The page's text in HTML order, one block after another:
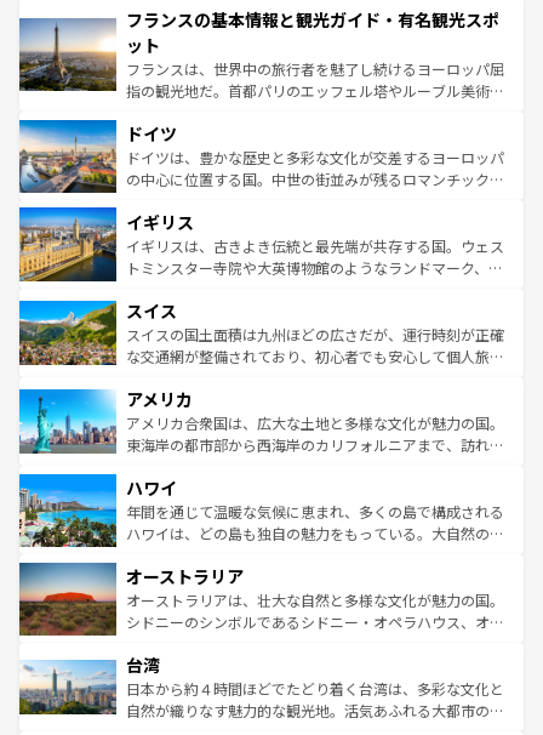
ませてくれるイタリアで、忘れられない旅をしてみよう！
なお、新着のイタリア情報は
しい。
文化が根付くこの国では、情熱的なフラメンコ、熱気あふ
れる闘牛、そして美味しいタパスが生活の一部となってい
る。首都マドリードの洗練された雰囲気や、バルセロナの
アートに溢れた街角から、地方では古代ローマ遺跡や中世
せる。地方によって風土や気候が異なるスペインはその個
性で訪れる人を魅了する。 なお、新着のスペイン情報は コ
ンテンツ一覧を参照してほしい。
フランスの基本情報と観光ガイド・有名観光スポ
ット
フランスは、世界中の旅行者を魅了し続けるヨーロッパ屈
指の観光地だ。首都パリのエッフェル塔やルーブル美術館
で、幅広い魅力が詰まっている。華麗な宮殿、歴史的な大
聖堂、美しいビーチ、そして豊かな自然が、訪れる者を心
から魅了する。また、フランスは美食の国としても知ら
いる。シャンパンの発祥地であるランス、プロヴァンスの
香り高いラベンダー畑など、多彩な楽しみ方が可能だ。さ
らに、パリ以外の地域にも魅力が溢れており、どの街角に
れる地方に足を運ぶとそれぞれで全く異なる文化を体験で
きるだろう。 なお、新着のフランス情報はコンテンツ一覧
を参照してほしい。
ドイツ
ドイツは、豊かな歴史と多彩な文化が交差するヨーロッパ
の中心に位置する国。中世の街並みが残るロマンチック街
顔を持つこの国は、どこを歩いても飽きることがない。ベ
ルリンの文化的活気、バイエルン州のアルプスの絶景、そ
してライン川沿いのワイン畑といった風景は必見。ビール
は、お酒好きな人にはぜひ体験してほしい。 なお、新着の
ドイツ情報はコンテンツ一覧を参照してほしい。
イギリス
イギリスは、古きよき伝統と最先端が共存する国。ウェス
トミンスター寺院や大英博物館のようなランドマーク、歴
リアごとに異なる魅力がある。また、優雅なアフタヌーン
ティー、ビール好きにはたまらない英国パブ、サッカー観
戦など、本場だからこそできる体験も豊富。イギリスを旅
ンツ一覧を参照してほしい。
スイス
スイスの国土面積は九州ほどの広さだが、運行時刻が正確
な交通網が整備されており、初心者でも安心して個人旅行
の建物がそのまま残る町や、スイスならではのユニークな
博物館もあり、アルプス観光だけでなく町歩きも満喫する
ことができる。国民の所得が高いため物価も高いが、旅行
ば市内交通費無料で観光を楽しむこともできる。 なお、新
着のスイス情報はコンテンツ一覧 を参照してほしい。
アメリカ
アメリカ合衆国は、広大な土地と多様な文化が魅力の国。
東海岸の都市部から西海岸のカリフォルニアまで、訪れる
のような巨大都市は、観光、ショッピング、エンターテイ
ンメントが詰まった刺激的なスポットだ。一方、アメリカ
西部には大自然が広がり、グランドキャニオンやイエロー
部のニューオーリンズでは、音楽と美食が融合した独特の
文化が魅力。旅行者はアメリカの各地域で異なる魅力を楽
しみながら、その多様性と豊かな歴史を感じることができ
ならではの贅沢な旅のスタイルだ。 なお、新着のアメリカ
情報はコンテンツ一覧を参照してほしい。
ハワイ
年間を通じて温暖な気候に恵まれ、多くの島で構成される
ハワイは、どの島も独自の魅力をもっている。大自然の神
ワイ島は見逃せない。また、定番の観光地といえばオアフ
島だが、静かな自然を求めるならマウイ島やカウアイ島が
おすすめ。エメラルドグリーンに輝く海をはじめ、豊かな
れるおもてなしの心で訪れる人々を迎えてくれるハワイの
人々、おいしいローカルフードやハワイアンミュージッ
ク、伝統的なフラダンスなど、すべてがハワイの魅力を彩
オーストラリア
オーストラリアは、壮大な自然と多様な文化が魅力の国。
シドニーのシンボルであるシドニー・オペラハウス、オー
リアリーフや大陸中央部にそびえるウルル（エアーズロッ
ク）、タスマニアの美しい原生林やケアンズの熱帯雨林な
ど、見どころがたくさん。また、カフェやワイン、オージ
台湾
日本から約４時間ほどでたどり着く台湾は、多彩な文化と
自然が織りなす魅力的な観光地。活気あふれる大都市の台